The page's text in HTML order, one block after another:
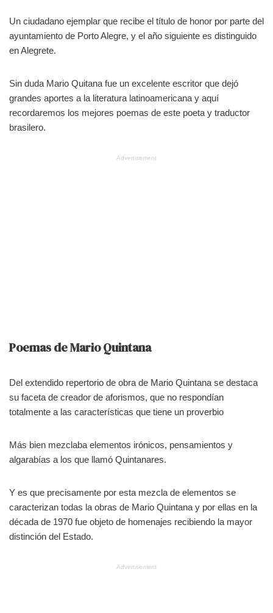
Un ciudadano ejemplar que recibe el título de honor por parte del
ayuntamiento de Porto Alegre, y el año siguiente es distinguido
en Alegrete.
Sin duda Mario Quitana fue un excelente escritor que dejó
grandes aportes a la literatura latinoamericana y aquí
recordaremos los mejores poemas de este poeta y traductor
brasilero.
Advertisement
Poemas de Mario Quintana
Del extendido repertorio de obra de Mario Quintana se destaca
su faceta de creador de aforismos, que no respondían
totalmente a las características que tiene un proverbio
Más bien mezclaba elementos irónicos, pensamientos y
algarabías a los que llamó Quintanares.
Y es que precisamente por esta mezcla de elementos se
caracterizan todas la obras de Mario Quintana y por ellas en la
década de 1970 fue objeto de homenajes recibiendo la mayor
distinción del Estado.
Advertisement